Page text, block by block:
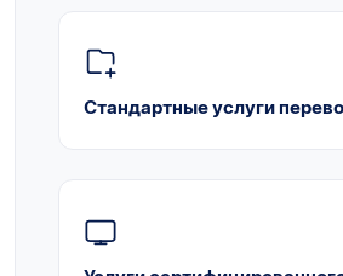
Стандартные услуги